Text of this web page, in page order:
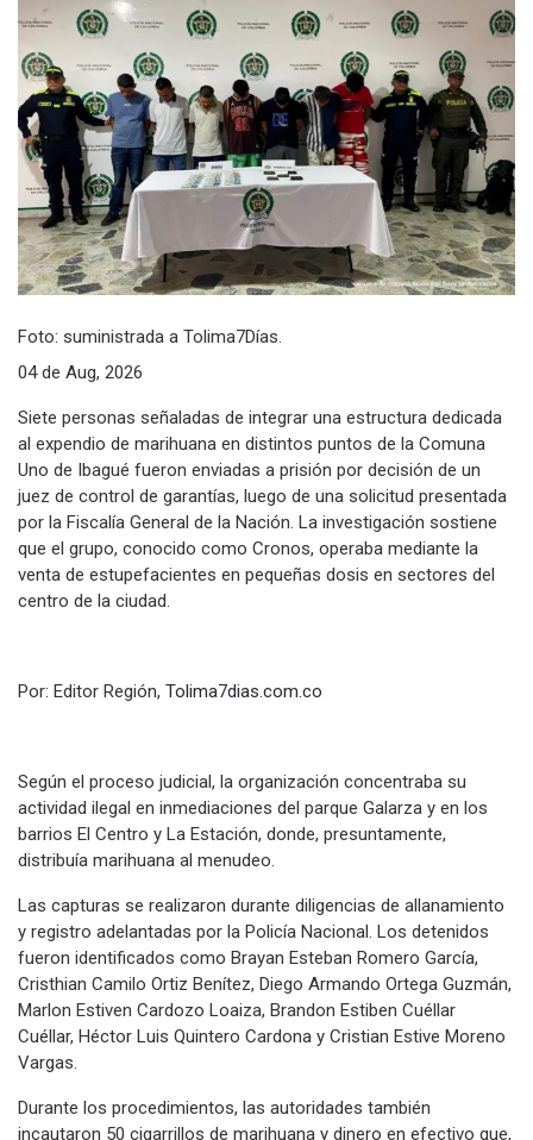
Foto: suministrada a Tolima7Días.
04 de Aug, 2026
Siete personas señaladas de integrar una estructura dedicada
al expendio de marihuana en distintos puntos de la Comuna
Uno de Ibagué fueron enviadas a prisión por decisión de un
juez de control de garantías, luego de una solicitud presentada
por la Fiscalía General de la Nación. La investigación sostiene
que el grupo, conocido como Cronos, operaba mediante la
venta de estupefacientes en pequeñas dosis en sectores del
centro de la ciudad.
Por: Editor Región, Tolima7dias.com.co
Según el proceso judicial, la organización concentraba su
actividad ilegal en inmediaciones del parque Galarza y en los
barrios El Centro y La Estación, donde, presuntamente,
distribuía marihuana al menudeo.
Las capturas se realizaron durante diligencias de allanamiento
y registro adelantadas por la Policía Nacional. Los detenidos
fueron identificados como Brayan Esteban Romero García,
Cristhian Camilo Ortiz Benítez, Diego Armando Ortega Guzmán,
Marlon Estiven Cardozo Loaiza, Brandon Estiben Cuéllar
Cuéllar, Héctor Luis Quintero Cardona y Cristian Estive Moreno
Vargas.
Durante los procedimientos, las autoridades también
incautaron 50 cigarrillos de marihuana y dinero en efectivo que,